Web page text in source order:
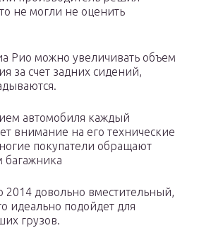
не могли не оценить
Рио можно увеличивать объем
за счет задних сидений,
автомобиля каждый
внимание на его технические
покупатели обращают
багажника
2014 довольно вместительный,
идеально подойдет для
грузов.